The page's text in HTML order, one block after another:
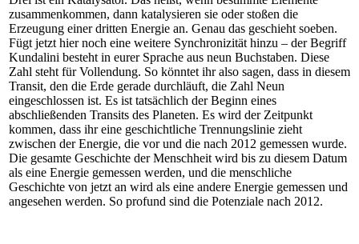
zusammenkommen, dann katalysieren sie oder stoßen die
Erzeugung einer dritten Energie an. Genau das geschieht soeben.
Fügt jetzt hier noch eine weitere Synchronizität hinzu – der Begriff
Kundalini besteht in eurer Sprache aus neun Buchstaben. Diese
Zahl steht für Vollendung. So könntet ihr also sagen, dass in diesem
Transit, den die Erde gerade durchläuft, die Zahl Neun
eingeschlossen ist. Es ist tatsächlich der Beginn eines
abschließenden Transits des Planeten. Es wird der Zeitpunkt
kommen, dass ihr eine geschichtliche Trennungslinie zieht
zwischen der Energie, die vor und die nach 2012 gemessen wurde.
Die gesamte Geschichte der Menschheit wird bis zu diesem Datum
als eine Energie gemessen werden, und die menschliche
Geschichte von jetzt an wird als eine andere Energie gemessen und
angesehen werden. So profund sind die Potenziale nach 2012.